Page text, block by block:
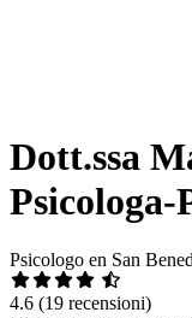
Dott.ssa
Psicologa-
Psicologo en San
4.6 (19 recensioni)